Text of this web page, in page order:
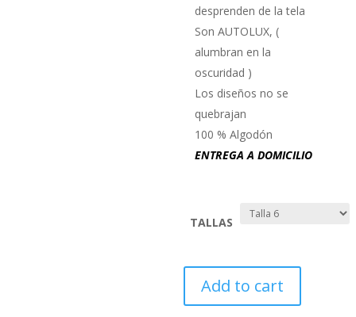
desprenden de la tela
Son AUTOLUX, (
alumbran en la
oscuridad )
Los diseños no se
quebrajan
100 % Algodón
ENTREGA A DOMICILIO
TALLAS
BIRDS
SPACE
Add to cart